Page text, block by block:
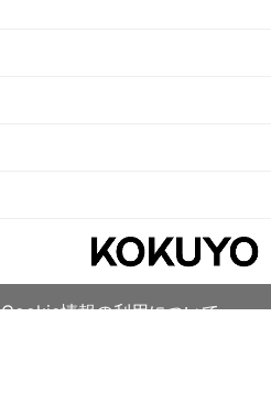
Cookie情報の利用について